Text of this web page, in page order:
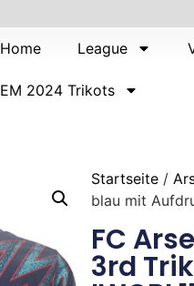
Home League
EM 2024 Trikots
Startseite /
blau mit
FC
3rd